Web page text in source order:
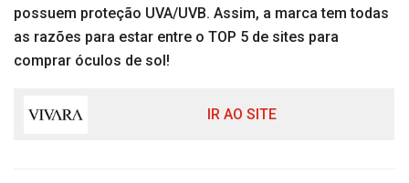
possuem proteção UVA/UVB. Assim, a marca tem todas
as razões para estar entre o TOP 5 de sites para
comprar óculos de sol!
IR AO SITE